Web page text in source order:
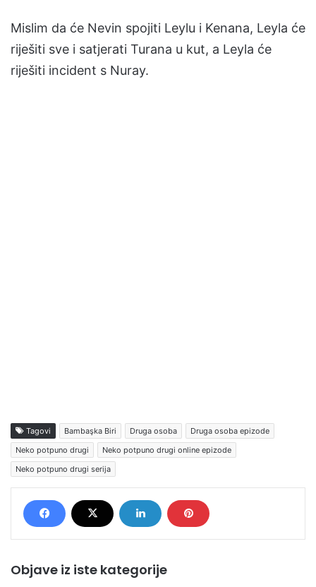
Mislim da će Nevin spojiti Leylu i Kenana, Leyla će
riješiti sve i satjerati Turana u kut, a Leyla će
riješiti incident s Nuray.
Tagovi Bambaşka Biri Druga osoba
Druga osoba epizode
Neko potpuno drugi
Neko potpuno drugi online epizode
Neko potpuno drugi serija
Objave iz iste kategorije